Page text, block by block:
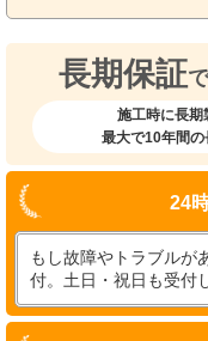
長期保証で
施工時に長期
最大で10年間の
24
もし故障やトラブルが
付。土日・祝日も受付